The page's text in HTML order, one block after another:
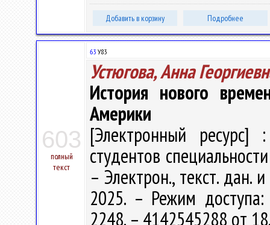
Добавить в корзину Подробнее
603
полный
текст
63 У83
Устюгова, Анна
История нового
Америки
[Электронный ресурс]
студентов
– Электрон., текст. дан.
2025. – Режим
2248. – 4142545288 от